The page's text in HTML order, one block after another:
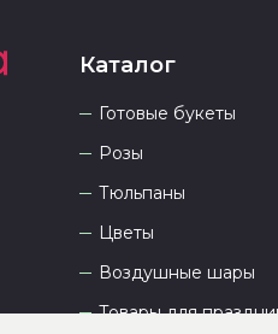
Каталог
Готовые букеты
Розы
Тюльпаны
Цветы
Воздушные шары
Товары для